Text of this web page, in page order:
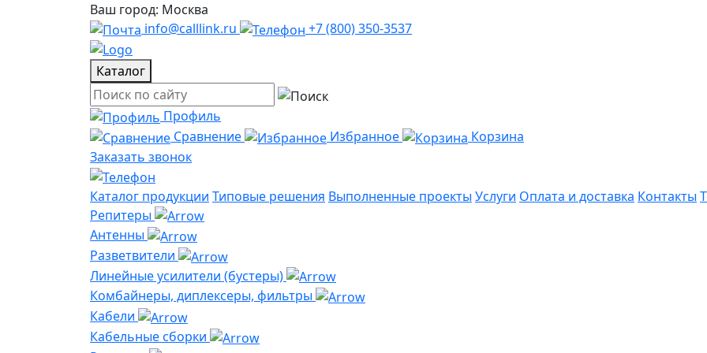
Ваш город: Москва
info@calllink.ru
+7 (800) 350-3537
Каталог
Профиль
Сравнение
Избранное
Корзина
Заказать звонок
Каталог продукции Типовые решения Выполненные проекты Услуги Оплата и доставка Контакты
Репитеры
Антенны
Разветвители
Линейные усилители (бустеры)
Комбайнеры, диплексеры, фильтры
Кабели
Кабельные сборки